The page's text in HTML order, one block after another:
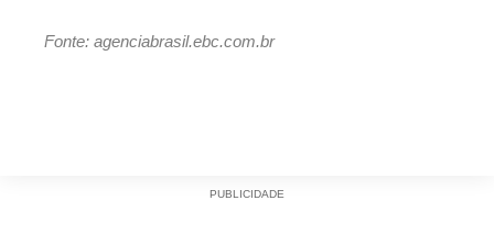
Fonte: agenciabrasil.ebc.com.br
PUBLICIDADE